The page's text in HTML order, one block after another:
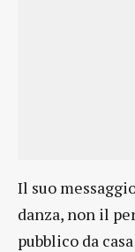
Il suo
danza, non il
pubblico da